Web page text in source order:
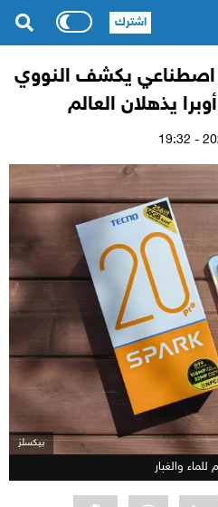
اصطناعي يكشف النووي
يذهلان العالم
بيكسلز
والغبار
اشترك